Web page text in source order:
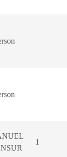
1